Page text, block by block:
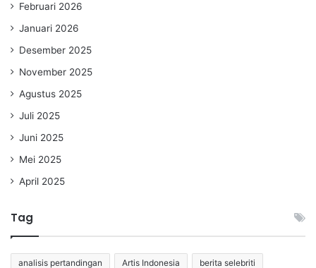
Februari 2026
Januari 2026
Desember 2025
November 2025
Agustus 2025
Juli 2025
Juni 2025
Mei 2025
April 2025
Tag
analisis pertandingan Artis Indonesia berita selebriti